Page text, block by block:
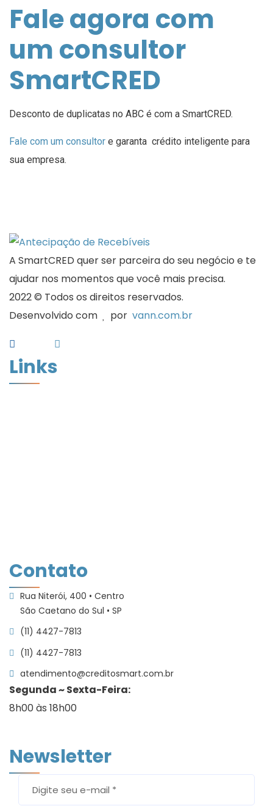
Fale agora com
um consultor
SmartCRED
Desconto de duplicatas no ABC é com a SmartCRED.
Fale com um consultor e garanta crédito inteligente para
sua empresa.
A SmartCRED quer ser parceira do seu negócio e te
ajudar nos momentos que você mais precisa.
2022 © Todos os direitos reservados.
Desenvolvido com
por vann.com.br
Links
Contato
Rua Niterói, 400 • Centro
São Caetano do Sul • SP
(11) 4427-7813
(11) 4427-7813
atendimento@creditosmart.com.br
Segunda ~ Sexta-Feira:
8h00 às 18h00
Newsletter